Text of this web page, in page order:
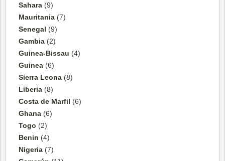
Sahara (9)
Mauritania (7)
Senegal (9)
Gambia (2)
Guinea-Bissau (4)
Guinea (6)
Sierra Leona (8)
Liberia (8)
Costa de Marfil (6)
Ghana (6)
Togo (2)
Benin (4)
Nigeria (7)